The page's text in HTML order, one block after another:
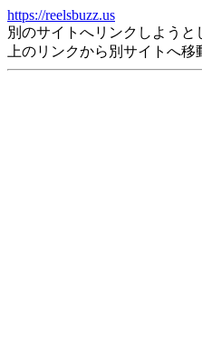
https://reelsbuzz.us
別のサイトへリンクしようと
上のリンクから別サイトへ移